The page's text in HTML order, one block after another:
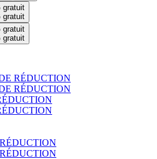
gratuit
gratuit
gratuit
gratuit
RÉDUCTION
RÉDUCTION